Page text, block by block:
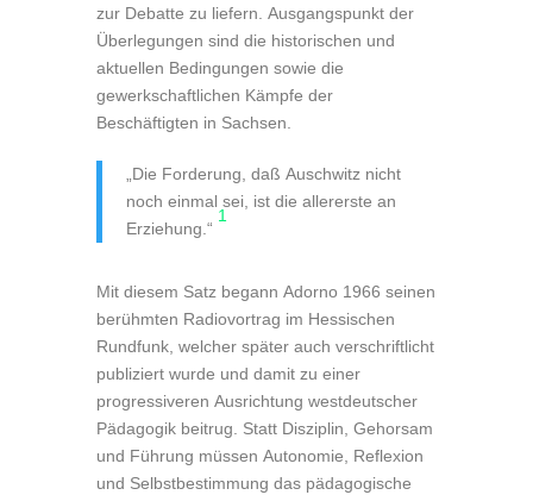
zur Debatte zu liefern. Ausgangspunkt der
Überlegungen sind die historischen und
aktuellen Bedingungen sowie die
gewerkschaftlichen Kämpfe der
Beschäftigten in Sachsen.
„Die Forderung, daß Auschwitz nicht
noch einmal sei, ist die allererste an
Erziehung.“
1
Mit diesem Satz begann Adorno 1966 seinen
berühmten Radiovortrag im Hessischen
Rundfunk, welcher später auch verschriftlicht
publiziert wurde und damit zu einer
progressiveren Ausrichtung westdeutscher
Pädagogik beitrug. Statt Disziplin, Gehorsam
und Führung müssen Autonomie, Reflexion
und Selbstbestimmung das pädagogische